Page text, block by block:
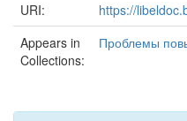
URI:
https://
Appears in
Collections:
Проблемы